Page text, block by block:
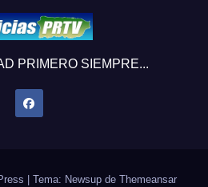
PRIMERO SIEMPRE...
Tema: Newsup de Themeansar